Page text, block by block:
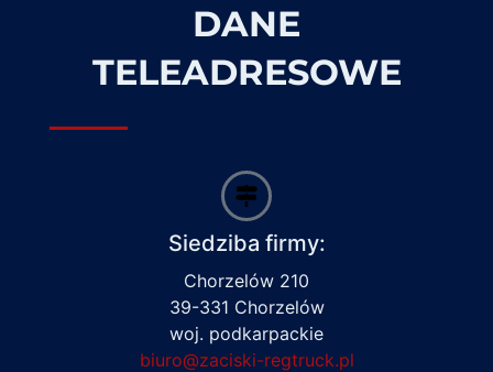
DANE
TELEADRESOWE
Siedziba firmy:
Chorzelów 210
39-331 Chorzelów
woj. podkarpackie
biuro@zaciski-regtruck.pl